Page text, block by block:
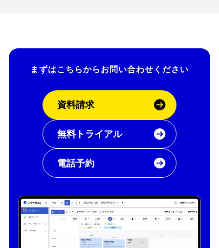
まずはこちらから お問い合わせください
資料請求
無料トライアル
電話予約